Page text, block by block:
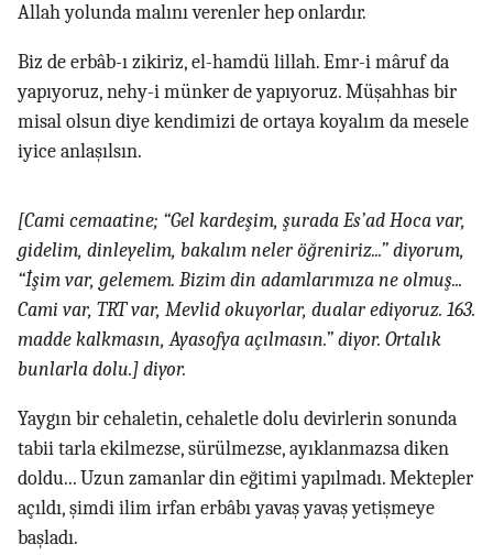
Allah yolunda malını verenler hep onlardır.
Biz de erbâb-ı zikiriz, el-hamdü lillah. Emr-i mâruf da
yapıyoruz, nehy-i münker de yapıyoruz. Müşahhas bir
misal olsun diye kendimizi de ortaya koyalım da mesele
iyice anlaşılsın.
[Cami cemaatine; “Gel kardeşim, şurada Es’ad Hoca var,
gidelim, dinleyelim, bakalım neler öğreniriz...” diyorum,
“İşim var, gelemem. Bizim din adamlarımıza ne olmuş...
Cami var, TRT var, Mevlid okuyorlar, dualar ediyoruz. 163.
madde kalkmasın, Ayasofya açılmasın.” diyor. Ortalık
bunlarla dolu.] diyor.
Yaygın bir cehaletin, cehaletle dolu devirlerin sonunda
tabii tarla ekilmezse, sürülmezse, ayıklanmazsa diken
doldu... Uzun zamanlar din eğitimi yapılmadı. Mektepler
açıldı, şimdi ilim irfan erbâbı yavaş yavaş yetişmeye
başladı.